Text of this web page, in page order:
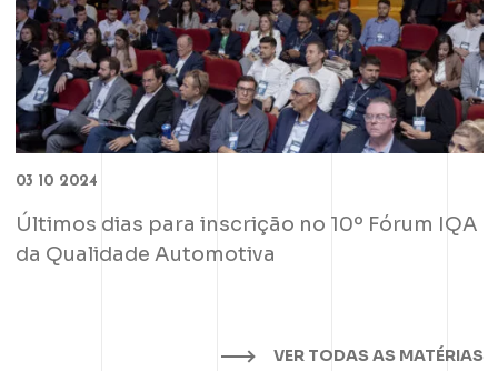
03 10 2024
Últimos dias para inscrição no 10º Fórum IQA
da Qualidade Automotiva
VER TODAS AS MATÉRIAS